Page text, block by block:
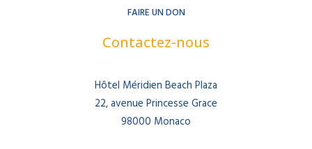
FAIRE UN DON
Contactez-nous
Hôtel Méridien Beach Plaza
22, avenue Princesse Grace
98000 Monaco